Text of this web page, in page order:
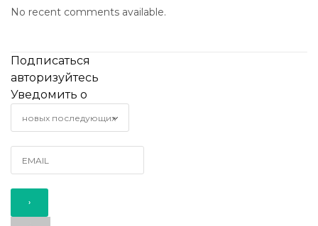
No recent comments available.
Подписаться
авторизуйтесь
Уведомить о